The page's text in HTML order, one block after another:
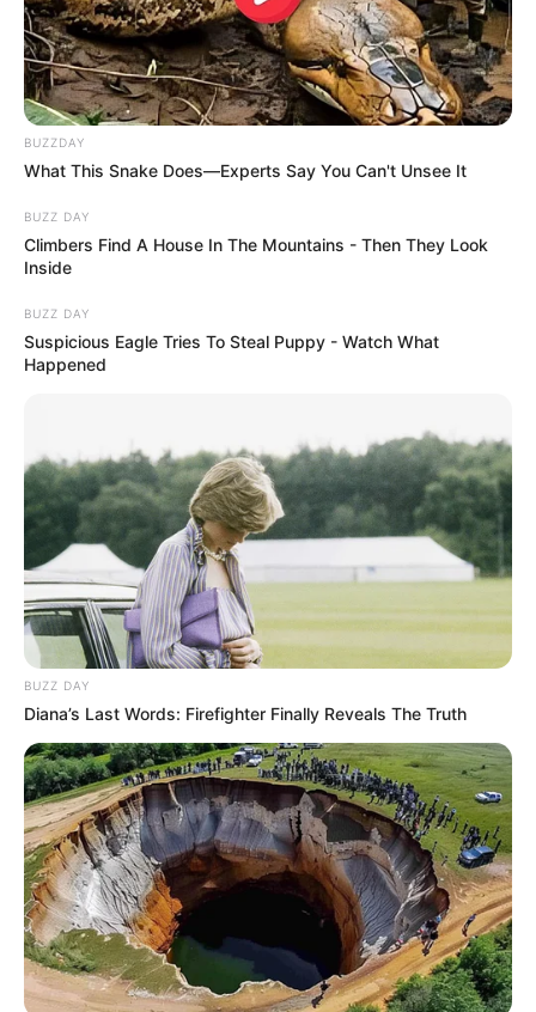
BUZZDAY
What This Snake Does—Experts Say You Can't Unsee It
BUZZ DAY
Climbers Find A House In The Mountains - Then They Look
Inside
BUZZ DAY
Suspicious Eagle Tries To Steal Puppy - Watch What
Happened
BUZZ DAY
Diana’s Last Words: Firefighter Finally Reveals The Truth